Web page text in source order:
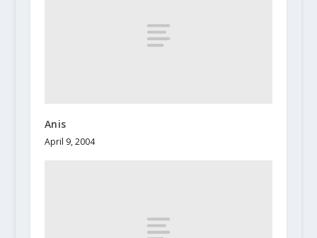
Anis
April 9, 2004